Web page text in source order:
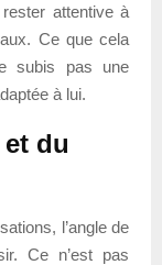
attentive à
Ce que cela
subis pas une
à lui.
du
l’angle de
Ce n’est pas